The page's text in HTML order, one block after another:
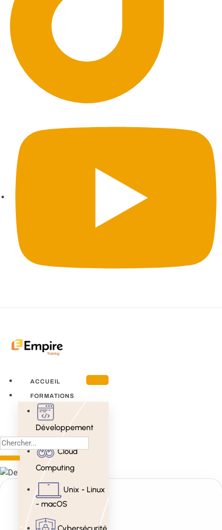
ACCUEIL
FORMATIONS
Développement
Cloud
Computing
Unix - Linux
- macOS